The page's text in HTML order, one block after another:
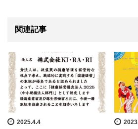
関連記事
2025.4.4